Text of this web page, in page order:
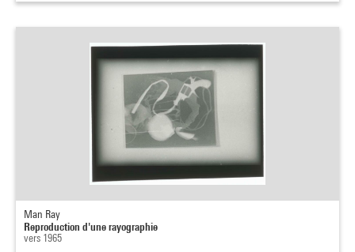
Man Ray
Reproduction d'une rayographie
vers 1965